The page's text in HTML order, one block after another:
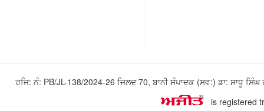
ਰਜਿ: ਨੰ: PB/JL-138/2024-26 ਜਿਲਦ 70, ਬਾਨੀ ਸੰਪਾਦਕ (ਸਵ:) ਡਾ: ਸਾਧੂ
is registered